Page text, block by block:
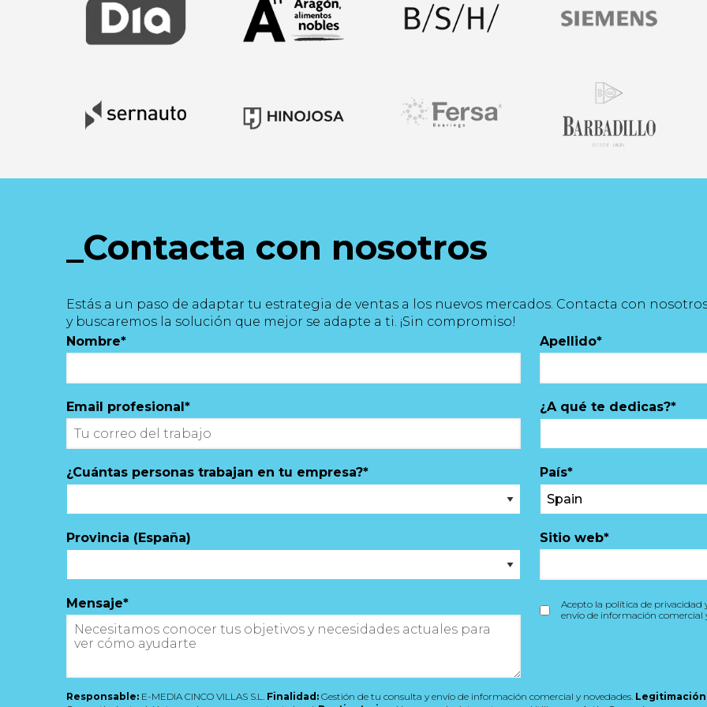
_Contacta con nosotros
Estás a un paso de adaptar tu estrategia de ventas a los nuevos mercados. Contacta con
y buscaremos la solución que mejor se adapte a ti. ¡Sin compromiso!
Nombre* Apellido*
Email profesional * ¿A qué te dedicas?*
¿Cuántas personas trabajan en tu empresa?* País*
Provincia (España) Sitio web*
Mensaje*
Acepto la política de privacidad
envío de información comercial
Responsable: E-MEDIA CINCO VILLAS S.L. Finalidad: Gestión de tu consulta y envío de información comercial y novedades.